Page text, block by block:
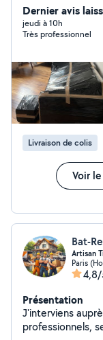
Dernier avis
jeudi à 10h
Très professionnel
Livraison de colis
Voir
Bat-
Artisan
Paris
Présentation
J'interviens
professionnels,